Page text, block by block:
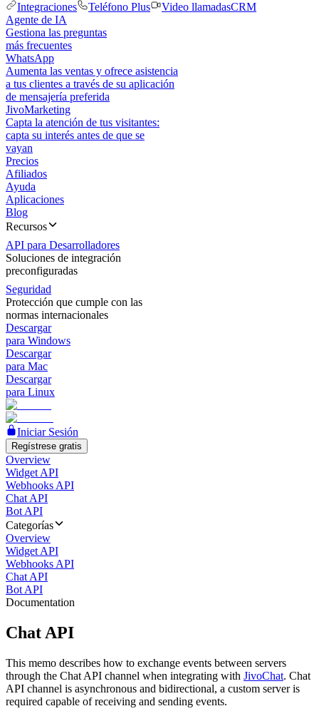
Integraciones
Teléfono Plus Video llamadasCRM
Agente de IA
Gestiona las preguntas
más frecuentes
WhatsApp
Aumenta las ventas y ofrece asistencia
a tus clientes a través de su aplicación
de mensajería preferida
JivoMarketing
Capta la atención de tus visitantes:
capta su interés antes de que se
vayan
Precios
Afiliados
Ayuda
Aplicaciones
Blog
Recursos
API para Desarrolladores
Soluciones de integración
preconfiguradas
Seguridad
Protección que cumple con las
normas internacionales
Descargar
para Windows
Descargar
para Mac
Descargar
para Linux
Iniciar Sesión
Regístrese gratis
Overview
Widget API
Webhooks API
Chat API
Bot API
Categorías
Overview
Widget API
Webhooks API
Chat API
Bot API
Documentation
Chat API
This memo describes how to exchange events between servers
through the Chat API channel when integrating with JivoChat. Chat
API channel is asynchronous and bidirectional, a custom server is
required capable of receiving and sending events.